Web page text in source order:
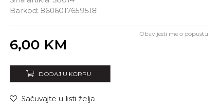
Barkod: 8606017659518
6,00 KM
Obavijesti me o popustu
DODAJ U KORPU
Sačuvajte u listi želja